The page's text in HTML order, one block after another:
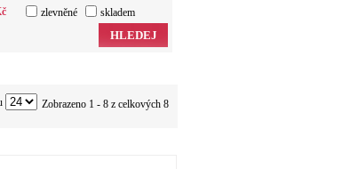
zlevněné skladem
HLEDEJ
Zobrazeno 1 - 8 z celkových 8